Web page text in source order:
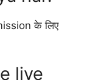
के लिए
liye